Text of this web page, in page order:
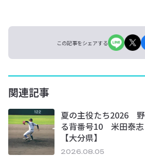
この記事をシェアする
関連記事
夏の主役たち2026
る背番号10 米田泰
【大分県】
2026.08.05